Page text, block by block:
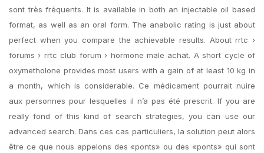
sont très fréquents. It is available in both an injectable oil based
format, as well as an oral form. The anabolic rating is just about
perfect when you compare the achievable results. About rrtc ›
forums › rrtc club forum › hormone male achat. A short cycle of
oxymetholone provides most users with a gain of at least 10 kg in
a month, which is considerable. Ce médicament pourrait nuire
aux personnes pour lesquelles il n’a pas été prescrit. If you are
really fond of this kind of search strategies, you can use our
advanced search. Dans ces cas particuliers, la solution peut alors
être ce que nous appelons des «ponts» ou des «ponts» qui sont